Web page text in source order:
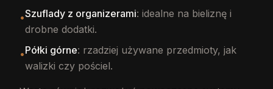
•Szuflady z organizerami: idealne na bieliznę i
drobne dodatki.
•Półki górne: rzadziej używane przedmioty, jak
walizki czy pościel.